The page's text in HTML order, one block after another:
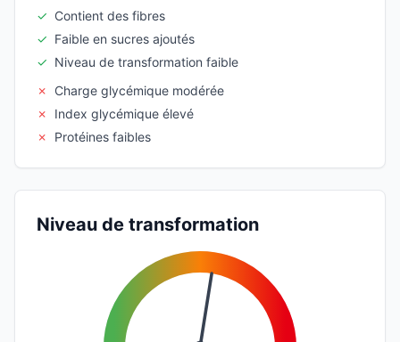
✓ Contient des fibres
✓ Faible en sucres ajoutés
✓ Niveau de transformation faible
✗
Charge glycémique modérée
✗
Index glycémique élevé
✗
Protéines faibles
Niveau de transformation